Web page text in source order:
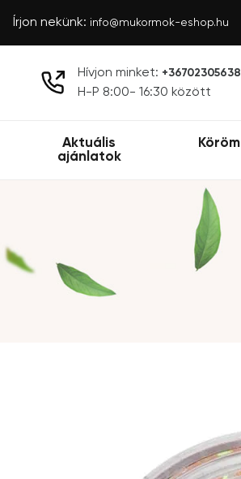
Írjon nekünk: info@mukormok-eshop.hu
Hívjon minket: +36702305638
H-P 8:00- 16:30 között
Aktuális
ajánlatok
Köröm